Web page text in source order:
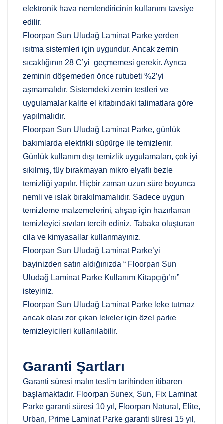
elektronik hava nemlendiricinin kullanımı tavsiye
edilir.
Floorpan Sun Uludağ Laminat Parke yerden
ısıtma sistemleri için uygundur. Ancak zemin
sıcaklığının 28 C’yi geçmemesi gerekir. Ayrıca
zeminin döşemeden önce rutubeti %2’yi
aşmamalıdır. Sistemdeki zemin testleri ve
uygulamalar kalite el kitabındaki talimatlara göre
yapılmalıdır.
Floorpan Sun Uludağ Laminat Parke, günlük
bakımlarda elektrikli süpürge ile temizlenir.
Günlük kullanım dışı temizlik uygulamaları, çok iyi
sıkılmış, tüy bırakmayan mikro elyaflı bezle
temizliği yapılır. Hiçbir zaman uzun süre boyunca
nemli ve ıslak bırakılmamalıdır. Sadece uygun
temizleme malzemelerini, ahşap için hazırlanan
temizleyici sıvıları tercih ediniz. Tabaka oluşturan
cila ve kimyasallar kullanmayınız.
Floorpan Sun Uludağ Laminat Parke’yi
bayinizden satın aldığınızda “ Floorpan Sun
Uludağ Laminat Parke Kullanım Kitapçığı’nı”
isteyiniz.
Floorpan Sun Uludağ Laminat Parke leke tutmaz
ancak olası zor çıkan lekeler için özel parke
temizleyicileri kullanılabilir.
Garanti Şartları
Garanti süresi malın teslim tarihinden itibaren
başlamaktadır. Floorpan Sunex, Sun, Fix Laminat
Parke garanti süresi 10 yıl, Floorpan Natural, Elite,
Urban, Prime Laminat Parke garanti süresi 15 yıl,